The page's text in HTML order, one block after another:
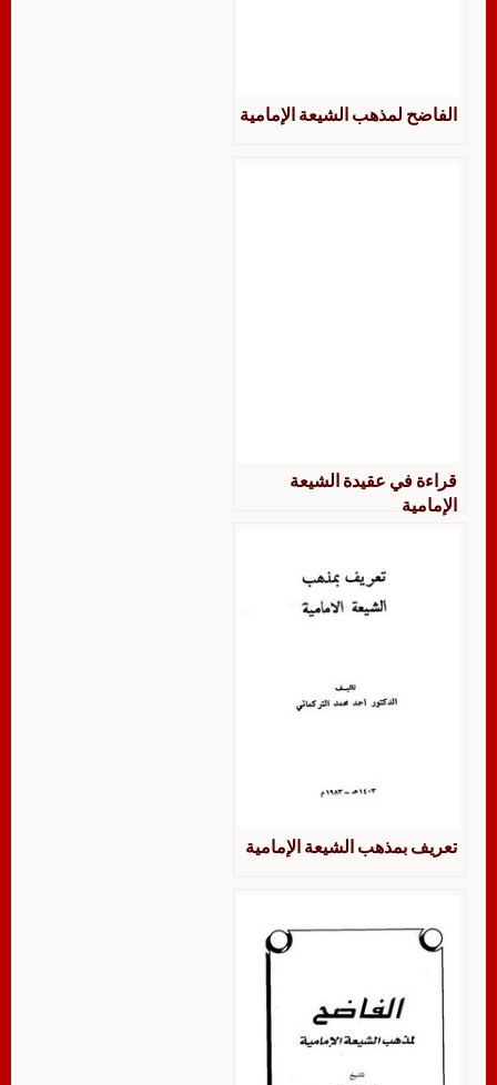
الفاضح لمذهب الشيعة الإمامية
قراءة في عقيدة الشيعة
الإمامية
تعريف بمذهب الشيعة الإمامية